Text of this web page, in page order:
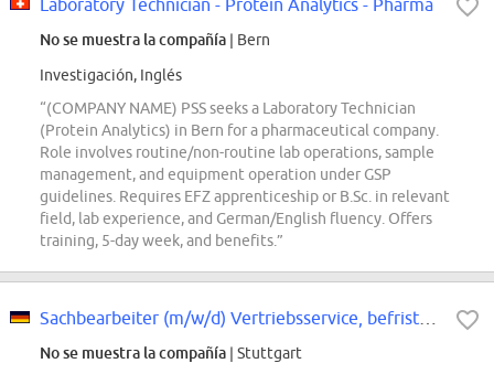
Laboratory Technician - Protein Analytics - Pharma
No se muestra la compañía | Bern
Investigación, Inglés
“(COMPANY NAME) PSS seeks a Laboratory Technician
(Protein Analytics) in Bern for a pharmaceutical company.
Role involves routine/non-routine lab operations, sample
management, and equipment operation under GSP
guidelines. Requires EFZ apprenticeship or B.Sc. in relevant
field, lab experience, and German/English fluency. Offers
training, 5-day week, and benefits.”
No se muestra la compañía | Stuttgart